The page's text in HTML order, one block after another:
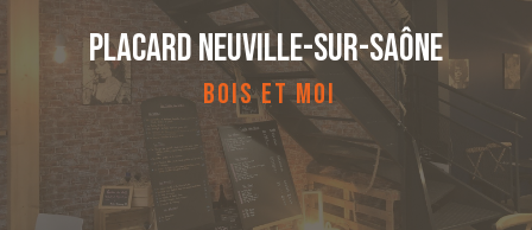
PLACARD NEUVILLE-SUR-SAÔNE
BOIS ET MOI